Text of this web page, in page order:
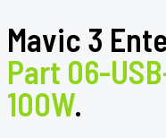
Mavic 3
Part 06-
100W.